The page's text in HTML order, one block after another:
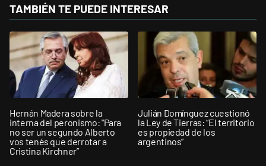
TAMBIÉN TE PUEDE INTERESAR
Hernán Madera sobre la
interna del peronismo: "Para
no ser un segundo Alberto
vos tenés que derrotar a
Cristina Kirchner”
Julián Domínguez cuestionó
la Ley de Tierras: “El territorio
es propiedad de los
argentinos”